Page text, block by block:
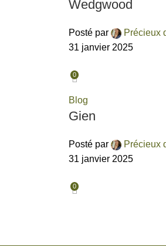
Wedgwood
Posté par
Précieux
31 janvier 2025
0
Blog
Gien
Posté par
Précieux
31 janvier 2025
0